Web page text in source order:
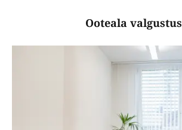
Ooteala valgustus